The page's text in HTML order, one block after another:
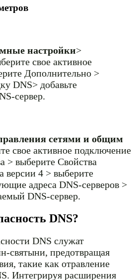
настройки>
свое активное
Дополнительно >
DNS> добавьте
сервер.
сетями и общим
свое активное подключение
> выберите Свойства
версии 4 > выберите
адреса DNS-серверов >
DNS-сервер.
DNS?
DNS служат
святыни, предотвращая
такие как отравление
Интегрируя расширения